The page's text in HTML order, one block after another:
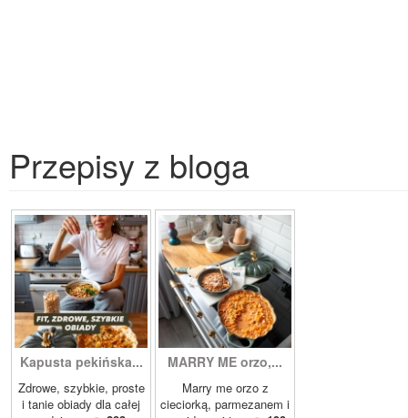
Przepisy z bloga
Kapusta pekińska...
Zdrowe, szybkie, proste
i tanie obiady dla całej
MARRY ME orzo,...
Marry me orzo z
cieciorką, parmezanem i